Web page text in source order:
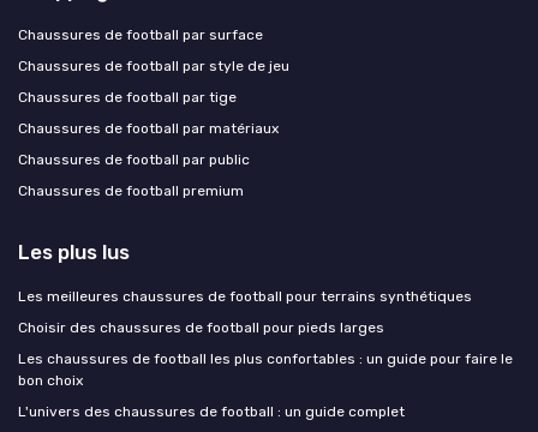
Chaussures de football par surface
Chaussures de football par style de jeu
Chaussures de football par tige
Chaussures de football par matériaux
Chaussures de football par public
Chaussures de football premium
Les plus lus
Les meilleures chaussures de football pour terrains synthétiques
Choisir des chaussures de football pour pieds larges
Les chaussures de football les plus confortables : un guide pour faire le
bon choix
L'univers des chaussures de football : un guide complet